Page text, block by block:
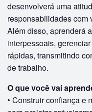
desenvolverá uma
responsabilidades com
Além disso, aprenderá
interpessoais,
rápidas, transmitindo
de trabalho.
O que você vai
• Construir confiança e